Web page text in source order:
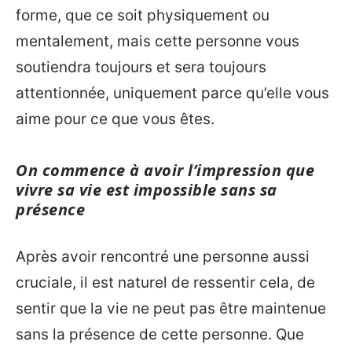
forme, que ce soit physiquement ou
mentalement, mais cette personne vous
soutiendra toujours et sera toujours
attentionnée, uniquement parce qu’elle vous
aime pour ce que vous êtes.
On commence à avoir l’impression que
vivre sa vie est impossible sans sa
présence
Après avoir rencontré une personne aussi
cruciale, il est naturel de ressentir cela, de
sentir que la vie ne peut pas être maintenue
sans la présence de cette personne. Que